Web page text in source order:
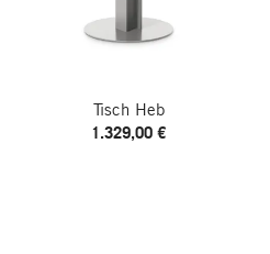
Tisch Heb
1.329,00 €